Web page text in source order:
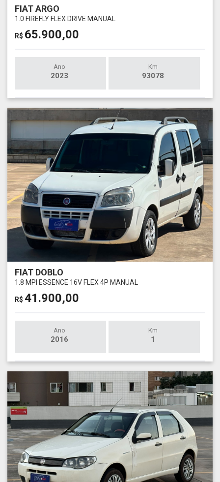
FIAT ARGO
1.0 FIREFLY FLEX DRIVE MANUAL
R$ 65.900,00
Ano
2023
Km
93078
FIAT DOBLO
1.8 MPI ESSENCE 16V FLEX 4P MANUAL
R$ 41.900,00
Ano
2016
Km
1